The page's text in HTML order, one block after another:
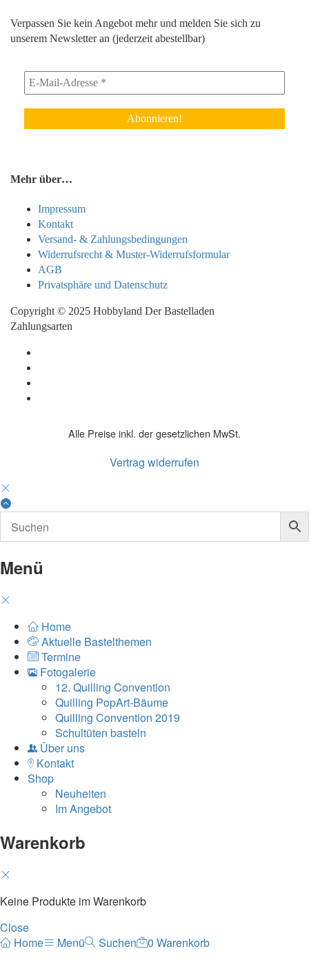
Verpassen Sie kein Angebot mehr und melden Sie sich zu
unserem Newsletter an (jederzeit abestellbar)
Mehr über…
Impressum
Kontakt
Versand- & Zahlungsbedingungen
Widerrufsrecht & Muster-Widerrufsformular
AGB
Privatsphäre und Datenschutz
Copyright © 2025 Hobbyland Der Bastelladen
Zahlungsarten
Alle Preise inkl. der gesetzlichen MwSt.
Vertrag widerrufen
Menü
Home
Aktuelle Bastelthemen
Termine
Fotogalerie
12. Quilling Convention
Quilling PopArt-Bäume
Quilling Convention 2019
Schultüten basteln
Über uns
Kontakt
Shop
Neuheiten
Im Angebot
Warenkorb
Keine Produkte im Warenkorb
Close
Home
Menü Suchen 0 Warenkorb